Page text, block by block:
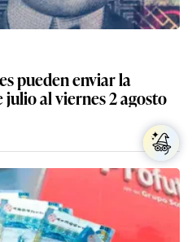
pueden enviar la
al viernes 2 agosto